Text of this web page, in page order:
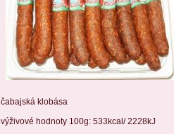
čabajská klobása
výživové hodnoty 100g: 533kcal/ 2228kJ